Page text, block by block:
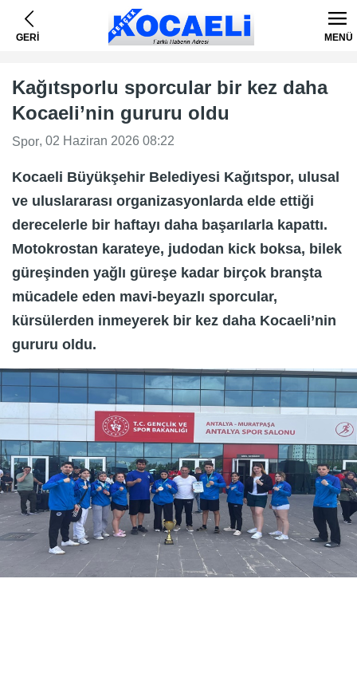
GERİ MENÜ
Kağıtsporlu sporcular bir kez daha
Kocaeli’nin gururu oldu
Spor, 02 Haziran 2026 08:22
Kocaeli Büyükşehir Belediyesi Kağıtspor, ulusal
ve uluslararası organizasyonlarda elde ettiği
derecelerle bir haftayı daha başarılarla kapattı.
Motokrostan karateye, judodan kick boksa, bilek
güreşinden yağlı güreşe kadar birçok branşta
mücadele eden mavi-beyazlı sporcular,
kürsülerden inmeyerek bir kez daha Kocaeli’nin
gururu oldu.